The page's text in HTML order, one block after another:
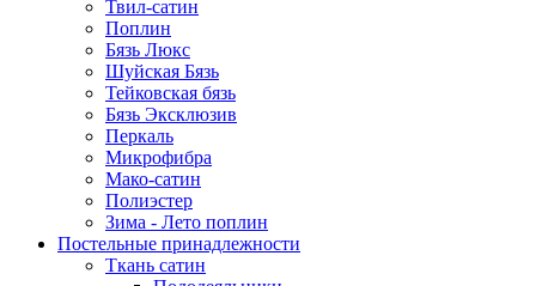
Твил-сатин
Поплин
Бязь Люкс
Шуйская Бязь
Тейковская бязь
Бязь Эксклюзив
Перкаль
Микрофибра
Мако-сатин
Полиэстер
Зима - Лето поплин
Постельные принадлежности
Ткань сатин